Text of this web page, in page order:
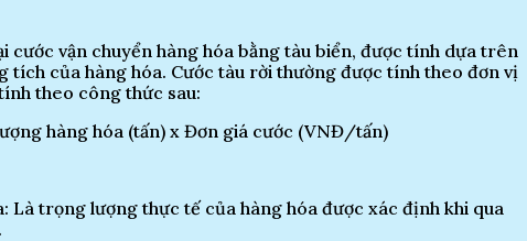
cước vận chuyển hàng hóa bằng tàu biển, được tính dựa trên
tích của hàng hóa. Cước tàu rời thường được tính theo đơn vị
theo công thức sau:
hàng hóa (tấn) x Đơn giá cước (VNĐ/tấn)
Là trọng lượng thực tế của hàng hóa được xác định khi qua